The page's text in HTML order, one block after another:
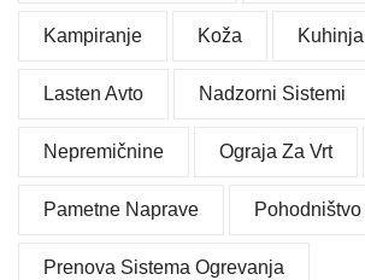
Kampiranje Koža Kuhinja
Lasten Avto Nadzorni Sistemi
Nepremičnine Ograja Za Vrt
Pametne Naprave Pohodništvo
Prenova Sistema Ogrevanja